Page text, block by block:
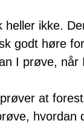
heller ikke.
godt høre
I prøve, når
at
hvordan